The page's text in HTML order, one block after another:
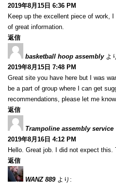
2019年8月15日 6:36 PM
Keep up the excellent piece of work,
of great information.
返信
basketball hoop assembly よ
2019年8月15日 7:48 PM
Great site you have here but I was
be a part of group where I can get
recommendations, please let me
返信
Trampoline assembly service
2019年8月16日 4:12 PM
Hello. Great job. I did not expect
返信
WANZ 889 より: